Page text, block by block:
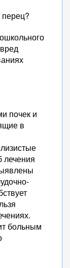
почек и
в
лечения
больным